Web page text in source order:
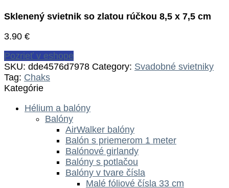
Sklenený svietnik so zlatou rúčkou 8,5 x 7,5 cm
3.90 €
Pozrieť v eshope
SKU: dde4576d7978 Category: Svadobné svietniky
Tag: Chaks
Kategórie
Hélium a balóny
Balóny
AirWalker balóny
Balón s priemerom 1 meter
Balónové girlandy
Balóny s potlačou
Balóny v tvare čísla
Malé fóliové čísla 33 cm